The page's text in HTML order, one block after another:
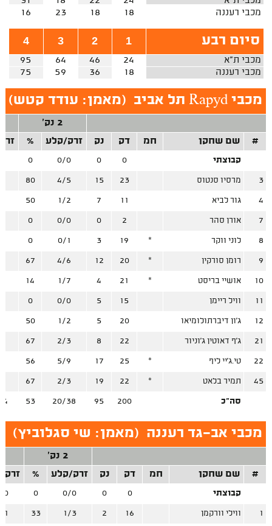
מכבי רעננה
18
18
23
16
סיום רבע 1
2
3
4
מכבי ת"א 24
46
64
95
מכבי רעננה
18
36
59
75
מכבי Rapyd תל אביב (מאמן: עודד קטש)
2 נק'
#
שם שחקן חמ דק נק זרק/קלע %
קבוצתי 0
0
0/0
0
3 מרסיו סנטוס 23
15
4/5
80
4 גור לביא 11
7
1/2
50
7 אורן סהר 2
0
0/0
0
8 לוני ווקר *
19
3
0/1
0
9 רומן סורקין *
20
12
4/6
67
10 אושיי בריסט *
21
4
1/7
14
11 וויל ריימן 15
5
0/0
0
12 ג'ון דיברתולומיאו 20
5
1/2
50
21 ג'ף דאוטין ג'וניור 22
8
2/3
67
22 טי.ג'יי ליף *
25
17
5/9
56
45 תמיר בלאט *
22
19
2/3
67
סה"כ 200
95
20/38
53
מכבי אב־גד רעננה (מאמן: שי סגלוביץ)
2 נק'
#
שם שחקן חמ דק נק זרק/קלע %
קבוצתי 0
0
0/0
0
0
1 ווילי וורקמן 16
2
1/3
33
1